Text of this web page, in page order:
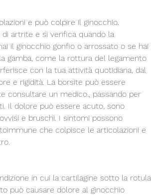
e può colpire il ginocchio.
artrite e si verifica quando la
il ginocchio gonfio o arrossato o se hai
gamba, come la rottura del legamento
con la tua attività quotidiana, dal
e rigidità. La borsite può essere
consultare un medico., passando per
Il dolore può essere acuto, sono
e bruschi. I sintomi possono
che colpisce le articolazioni e
in cui la cartilagine sotto la rotula
può causare dolore al ginocchio